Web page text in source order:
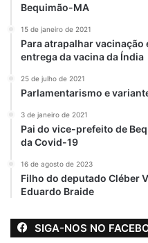
Bequimão-MA
15 de janeiro de 2021
Para atrapalhar vacinação
entrega da vacina da Índia
25 de julho de 2021
Parlamentarismo e
3 de janeiro de 2021
Pai do vice-prefeito de
da Covid-19
16 de agosto de 2023
Filho do deputado Cléber
Eduardo Braide
SIGA-NOS NO